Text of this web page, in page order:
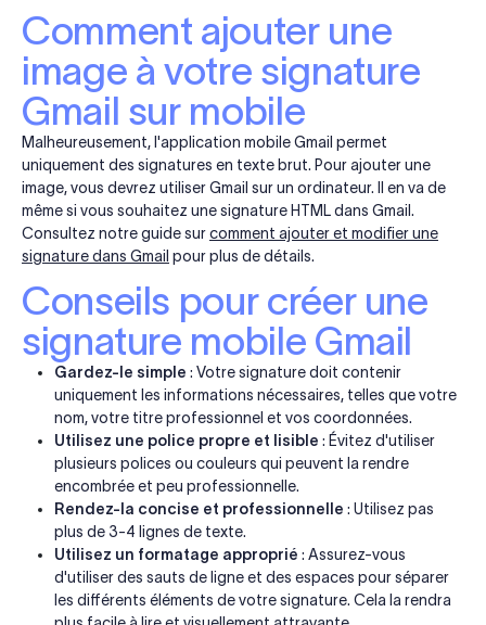
Comment ajouter une
image à votre signature
Gmail sur mobile
Malheureusement, l'application mobile Gmail permet
uniquement des signatures en texte brut. Pour ajouter une
image, vous devrez utiliser Gmail sur un ordinateur. Il en va de
même si vous souhaitez une signature HTML dans Gmail.
Consultez notre guide surcomment ajouter et modifier une
signature dans Gmail pour plus de détails.
Conseils pour créer une
signature mobile Gmail
Gardez-le simple : Votre signature doit contenir
uniquement les informations nécessaires, telles que votre
nom, votre titre professionnel et vos coordonnées.
Utilisez une police propre et lisible : Évitez d'utiliser
plusieurs polices ou couleurs qui peuvent la rendre
encombrée et peu professionnelle.
Rendez-la concise et professionnelle : Utilisez pas
plus de 3-4 lignes de texte.
Utilisez un formatage approprié : Assurez-vous
d'utiliser des sauts de ligne et des espaces pour séparer
les différents éléments de votre signature. Cela la rendra